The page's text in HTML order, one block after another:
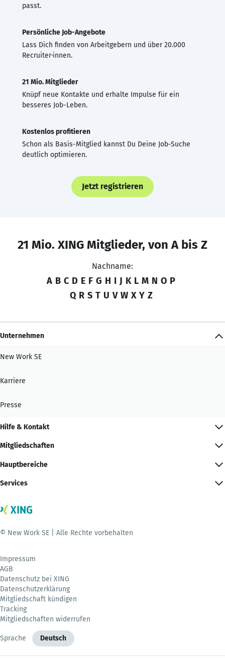
passt.
Persönliche Job-Angebote
Lass Dich finden von Arbeitgebern und über 20.000
Recruiter·innen.
21 Mio. Mitglieder
Knüpf neue Kontakte und erhalte Impulse für ein
besseres Job-Leben.
Kostenlos profitieren
Schon als Basis-Mitglied kannst Du Deine Job-Suche
deutlich optimieren.
Jetzt registrieren
21 Mio. XING Mitglieder, von A bis Z
Nachname:
A B C D E F G H I J K L M N O P
Q R S T U V W X Y Z
Unternehmen
New Work SE
Karriere
Presse
Hilfe & Kontakt
Mitgliedschaften
Hauptbereiche
Services
© New Work SE | Alle Rechte vorbehalten
Impressum
AGB
Datenschutz bei XING
Datenschutzerklärung
Mitgliedschaft kündigen
Tracking
Mitgliedschaften widerrufen
Sprache Deutsch